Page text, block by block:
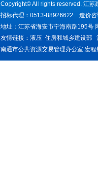
Copyright©All rights reserved. 江
招标代理：0513-88926622 造价
地址：江苏省海安市宁海南路195
友情链接： 液压 住房和城乡建设部
南通市公共资源交易管理办公室 宏程